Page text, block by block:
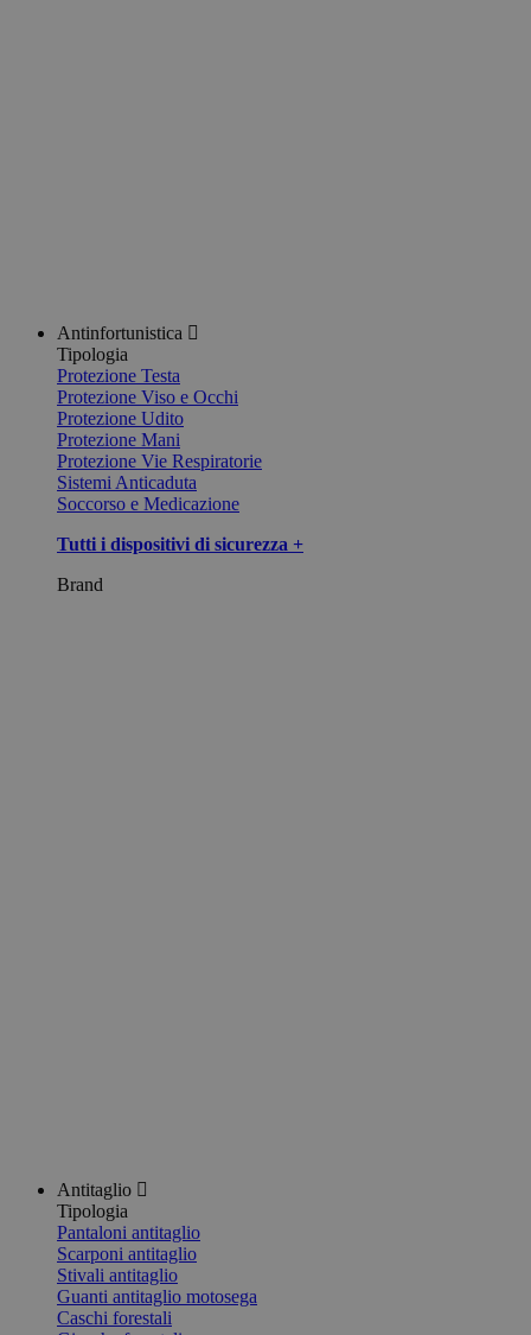
Antinfortunistica
Tipologia
Protezione Testa
Protezione Viso e Occhi
Protezione Udito
Protezione Mani
Protezione Vie Respiratorie
Sistemi Anticaduta
Soccorso e Medicazione
Tutti i dispositivi di sicurezza +
Brand
Antitaglio
Tipologia
Pantaloni antitaglio
Scarponi antitaglio
Stivali antitaglio
Guanti antitaglio motosega
Caschi forestali